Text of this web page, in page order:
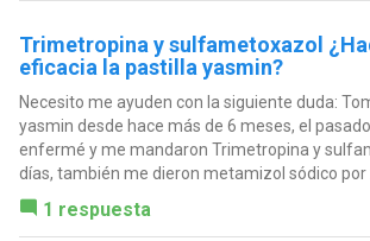
Trimetropina y sulfametoxazol
eficacia la pastilla yasmin?
Necesito me ayuden con la siguiente duda:
yasmin desde hace más de 6 meses, el
enfermé y me mandaron Trimetropina y
días, también me dieron metamizol sódico por
1 respuesta